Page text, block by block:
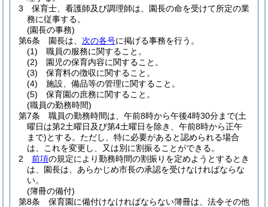
3
保育士、看護師及び調理師は、園長の命を受けて所定の業
務に従事する。
(園長の事務)
第6条
園長は、 次の各号に掲げる事務を行う。
(1)
職員の服務に関すること。
(2)
園児の保育内容に関すること。
(3)
保育料の徴収に関すること。
(4)
施設、備品等の管理に関すること。
(5)
保育園の庶務に関すること。
(職員の勤務時間)
第7条
職員の勤務時間は、午前8時から午後4時30分まで(土
曜日は第2土曜日及び第4土曜日を除き、午前8時から正午
まで)とする。 ただし、特に必要があると認められる場合
は、これを変更し、又は別に割振ることができる。
2
前項の規定により勤務時間の割振りを定めようとするとき
は、園長は、あらかじめ市長の承認を受けなければならな
い。
(簿冊の備付)
第8条
保育園に備付けなければならない簿冊は、法令その他